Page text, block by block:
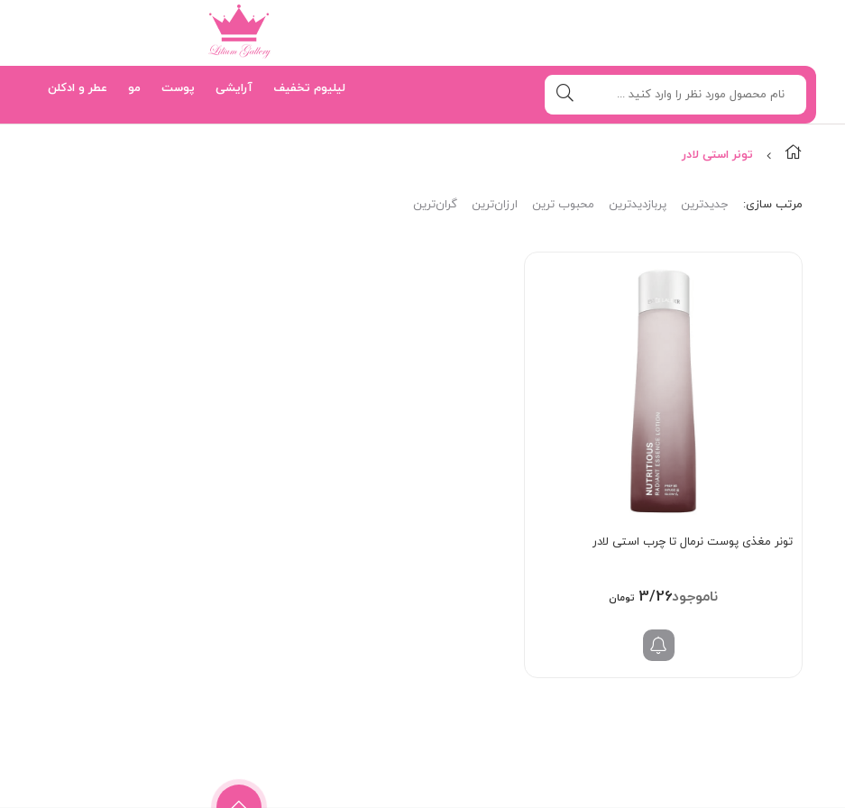
لیلیوم تخفیف آرایشی پوست مو عطر و ادکلن
تونر استی لادر
مرتب‌ سازی: جدیدترین پربازدیدترین محبوب ترین ارزان‌ترین گران‌ترین
تونر مغذی پوست نرمال تا چرب استی لادر
3/268/000 تومان